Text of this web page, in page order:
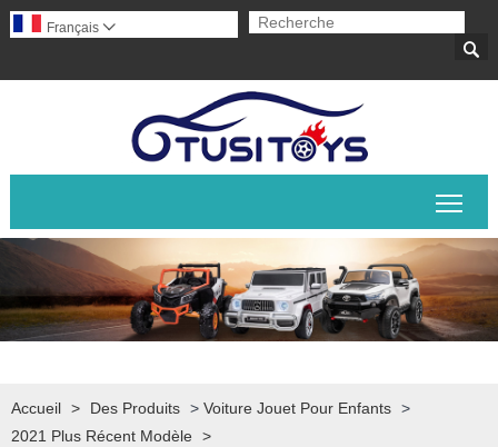

Français 
Accueil > Des Produits > Voiture Jouet Pour Enfants >
2021 Plus Récent Modèle
>